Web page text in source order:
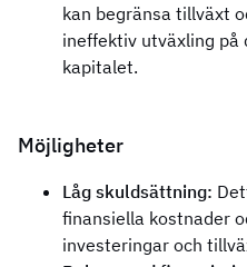
kan begränsa tillväxt
ineffektiv utväxling på
kapitalet.
Möjligheter
Låg skuldsättning:
finansiella kostnader
investeringar och